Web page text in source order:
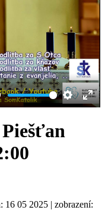
Settings
16 05 2025 | zobrazení: